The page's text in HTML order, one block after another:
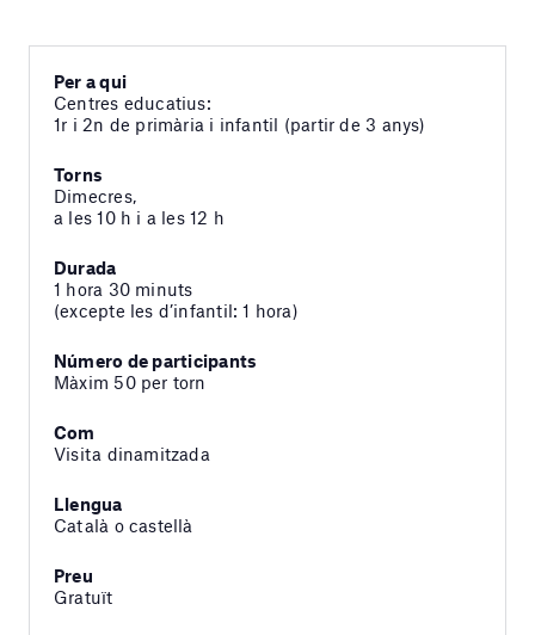
Per a qui
Centres educatius:
1r i 2n de primària i infantil (partir de 3 anys)
Torns
Dimecres,
a les 10 h i a les 12 h
Durada
1 hora 30 minuts
(excepte les d’infantil: 1 hora)
Número de participants
Màxim 50 per torn
Com
Visita dinamitzada
Llengua
Català o castellà
Preu
Gratuït